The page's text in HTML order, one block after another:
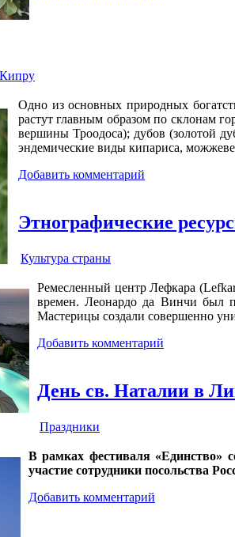
Одно из основных природных
растут главным образом по склонам
вершины Троодоса); дубов (золотой
эндемические виды кипариса,
Добавить комментарий
Этнографические
Культура страны
Ремесленный центр Лефкара
времен. Леонардо да Винчи был
Мастерицы создали совершенно
Добавить комментарий
День св. Наталии в
Праздники
В рамках фестиваля «Единство»
участие сотрудники посольства
Добавить комментарий